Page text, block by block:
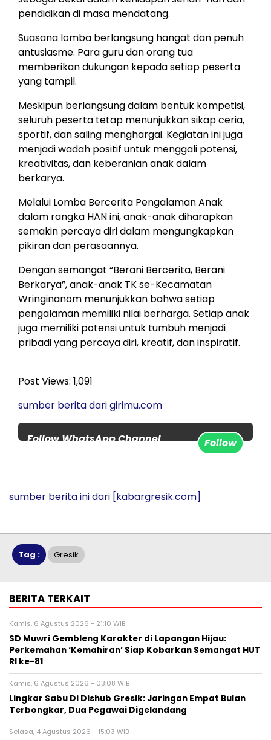
pendidikan di masa mendatang.
Suasana lomba berlangsung hangat dan penuh
antusiasme. Para guru dan orang tua
memberikan dukungan kepada setiap peserta
yang tampil.
Meskipun berlangsung dalam bentuk kompetisi,
seluruh peserta tetap menunjukkan sikap ceria,
sportif, dan saling menghargai. Kegiatan ini juga
menjadi wadah positif untuk menggali potensi,
kreativitas, dan keberanian anak dalam
berkarya.
Melalui Lomba Bercerita Pengalaman Anak
dalam rangka HAN ini, anak-anak diharapkan
semakin percaya diri dalam mengungkapkan
pikiran dan perasaannya.
Dengan semangat “Berani Bercerita, Berani
Berkarya”, anak-anak TK se-Kecamatan
Wringinanom menunjukkan bahwa setiap
pengalaman memiliki nilai berharga. Setiap anak
juga memiliki potensi untuk tumbuh menjadi
pribadi yang percaya diri, kreatif, dan inspiratif.
Post Views: 1,091
sumber berita dari girimu.com
Follow WhatsApp Channel
Follow
sumber berita ini dari [kabargresik.com]
Tag : Gresik
BERITA TERKAIT
Kamis, 6 Agustus 2026 - 21:10 WIB
SD Muwri Gembleng Karakter di Lapangan Hijau:
Perkemahan ‘Kemahiran’ Siap Kobarkan Semangat HUT
RI ke-81
Kamis, 6 Agustus 2026 - 03:08 WIB
Lingkar Sabu Di Dishub Gresik: Jaringan Empat Bulan
Terbongkar, Dua Pegawai Digelandang
Selasa, 4 Agustus 2026 - 15:03 WIB